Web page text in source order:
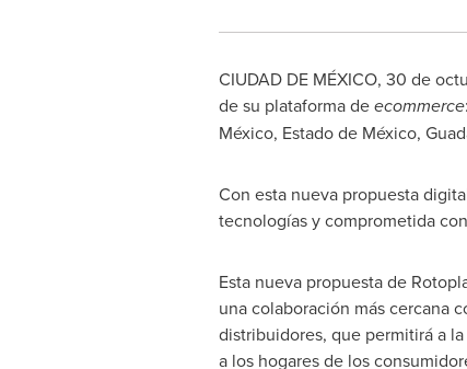
CIUDAD DE MÉXICO, 30 de
de su plataforma deecommerce:
México, Estado de México,
Con esta nueva propuesta
tecnologías y comprometida
Esta nueva propuesta de
una colaboración más cercana
distribuidores, que permitirá a
a los hogares de los